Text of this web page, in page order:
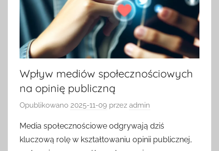
Wpływ mediów społecznościowych
na opinię publiczną
Opublikowano 2025-11-09 przez admin
Media społecznościowe odgrywają dziś
kluczową rolę w kształtowaniu opinii publicznej,